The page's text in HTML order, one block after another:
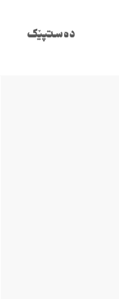
دەستپێک